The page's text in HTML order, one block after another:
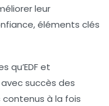
leur
éléments clés
qu’EDF et
succès des
à la fois